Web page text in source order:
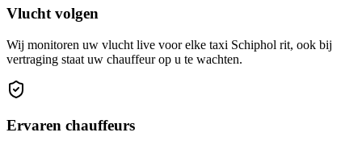
Vlucht volgen
Wij monitoren uw vlucht live voor elke taxi Schiphol rit, ook bij
vertraging staat uw chauffeur op u te wachten.
Ervaren chauffeurs